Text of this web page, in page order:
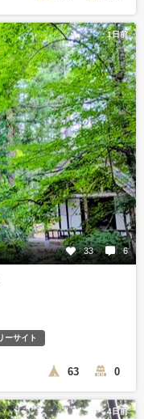
1日前
33 6
ーサイト
63 0
4日前